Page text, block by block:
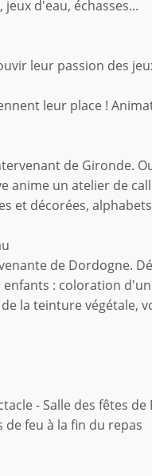
d'eau, échasses...
leur passion des
leur place !
de Gironde.
anime un atelier de
et décorées,
de Dordogne.
: coloration
la teinture végétale,
- Salle des fêtes de
feu à la fin du repas